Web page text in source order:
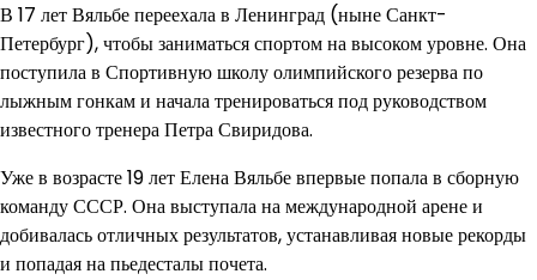
В 17 лет Вяльбе переехала в Ленинград (ныне Санкт-
Петербург), чтобы заниматься спортом на высоком уровне. Она
поступила в Спортивную школу олимпийского резерва по
лыжным гонкам и начала тренироваться под руководством
известного тренера Петра Свиридова.
Уже в возрасте 19 лет Елена Вяльбе впервые попала в сборную
команду СССР. Она выступала на международной арене и
добивалась отличных результатов, устанавливая новые рекорды
и попадая на пьедесталы почета.